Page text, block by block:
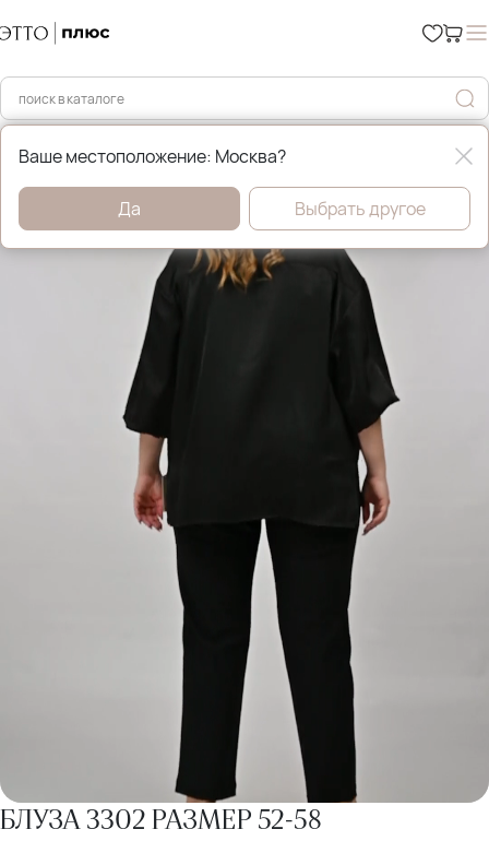
Главная Распродажа
БЛУЗА 3302 РАЗМЕР 52-58
Ваше местоположение: Москва?
Да Выбрать другое